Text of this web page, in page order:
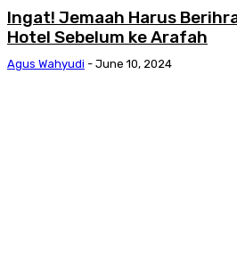
Ingat! Jemaah Harus
Hotel Sebelum ke Arafah
Agus Wahyudi - June 10, 2024